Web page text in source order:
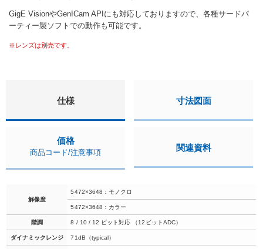
GigE VisionやGenICam APIにも対応しておりますので、各種サードパ
ーティー製ソフトでの動作も可能です。
※レンズは別売です。
仕様 寸法図面
価格
商品コード/注意事項 関連資料
解像度
5472×3648：モノクロ
5472×3648：カラー
階調 8 / 10 / 12 ビット対応 （12ビットADC）
ダイナミックレンジ 71dB（typical）